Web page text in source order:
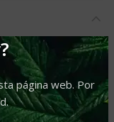
página web. Por
40×40, 60×60